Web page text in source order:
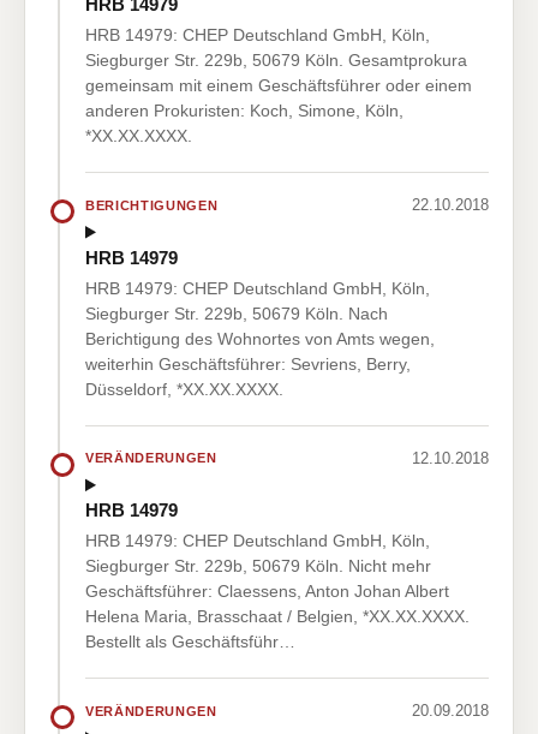
HRB 14979
HRB 14979: CHEP Deutschland GmbH, Köln,
Siegburger Str. 229b, 50679 Köln. Gesamtprokura
gemeinsam mit einem Geschäftsführer oder einem
anderen Prokuristen: Koch, Simone, Köln,
*XX.XX.XXXX.
BERICHTIGUNGEN 22.10.2018
HRB 14979
HRB 14979: CHEP Deutschland GmbH, Köln,
Siegburger Str. 229b, 50679 Köln. Nach
Berichtigung des Wohnortes von Amts wegen,
weiterhin Geschäftsführer: Sevriens, Berry,
Düsseldorf, *XX.XX.XXXX.
VERÄNDERUNGEN 12.10.2018
HRB 14979
HRB 14979: CHEP Deutschland GmbH, Köln,
Siegburger Str. 229b, 50679 Köln. Nicht mehr
Geschäftsführer: Claessens, Anton Johan Albert
Helena Maria, Brasschaat / Belgien, *XX.XX.XXXX.
Bestellt als Geschäftsführ…
VERÄNDERUNGEN 20.09.2018